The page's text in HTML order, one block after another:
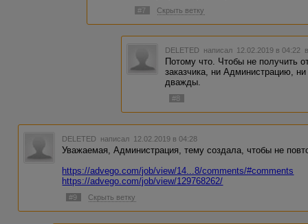
#7 Скрыть ветку
DELETED написал 12.02.2019 в 04:22
Потому что. Чтобы не получить
заказчика, ни Администрацию,
дважды.
#8
DELETED написал 12.02.2019 в 04:28
Уважаемая, Администрация, тему создала, чтобы не
https://advego.com/job/view/14...8/comments/#comments
https://advego.com/job/view/129768262/
#9 Скрыть ветку